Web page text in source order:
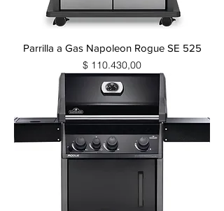
Parrilla a Gas Napoleon Rogue SE 525
Precio
$ 110.430,00